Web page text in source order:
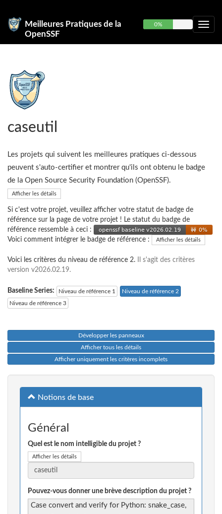
Meilleures Pratiques de la
OpenSSF
0%
caseutil
Les projets qui suivent les meilleures pratiques ci-dessous
peuvent s'auto-certifier et montrer qu'ils ont obtenu le badge
de la Open Source Security Foundation (OpenSSF).
Afficher les détails
Si c'est votre projet, veuillez afficher votre statut de badge de
référence sur la page de votre projet ! Le statut du badge de
référence ressemble à ceci :
Voici comment intégrer le badge de référence :
Afficher les détails
Voici les critères du niveau de référence 2.
Il s'agit des critères
version v2026.02.19.
Baseline Series: Niveau de référence 1
Niveau de référence 2
Niveau de référence 3
Développer les panneaux
Afficher tous les détails
Afficher uniquement les critères incomplets
Notions de base
Général
Quel est le nom intelligible du projet ?
Afficher les détails
Pouvez-vous donner une brève description du projet ?
Case convert and verify for Python: snake_case,